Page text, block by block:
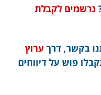
נרשמים לקבלת
בקשר, דרך ערוץ
פוש על דיווחים